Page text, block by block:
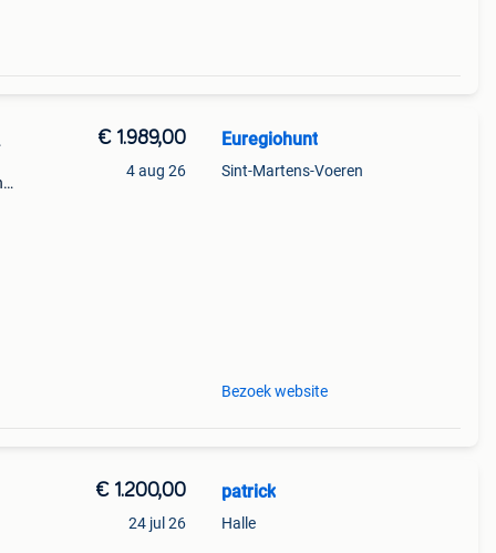
€ 1.989,00
4 aug 26
Euregiohunt
Sint-Martens-Voeren
Bezoek website
€ 1.200,00
24 jul 26
patrick
Halle